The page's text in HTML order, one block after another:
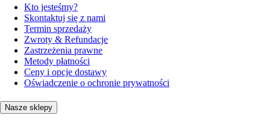
Kto jesteśmy?
Skontaktuj się z nami
Termin sprzedaży
Zwroty & Refundacje
Zastrzeżenia prawne
Metody płatności
Ceny i opcje dostawy
Oświadczenie o ochronie prywatności
Nasze sklepy